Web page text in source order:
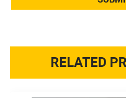
RELATED